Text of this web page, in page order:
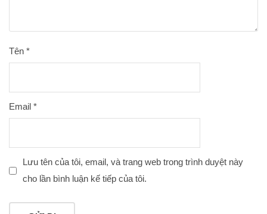
Tên *
Email *
Lưu tên của tôi, email, và trang web trong trình duyệt này
cho lần bình luận kế tiếp của tôi.